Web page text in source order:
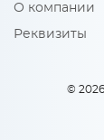
О компании
Реквизиты
©